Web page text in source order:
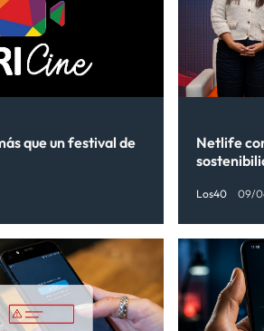
que un festival de
Netlife
Los40 09/